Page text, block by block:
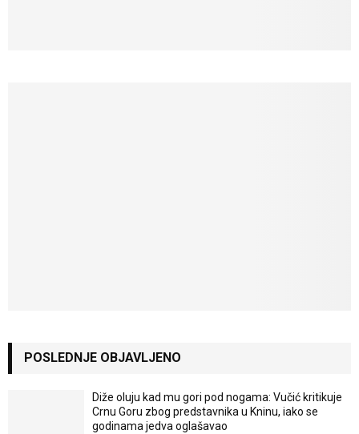
POSLEDNJE OBJAVLJENO
Diže oluju kad mu gori pod nogama: Vučić kritikuje
Crnu Goru zbog predstavnika u Kninu, iako se
godinama jedva oglašavao